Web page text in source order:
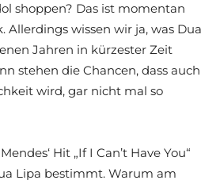
shoppen? Das ist momentan
Allerdings wissen wir ja, was Dua
Jahren in kürzester Zeit
stehen die Chancen, dass auch
wird, gar nicht mal so
Hit „If I Can’t Have You“
Lipa bestimmt. Warum am